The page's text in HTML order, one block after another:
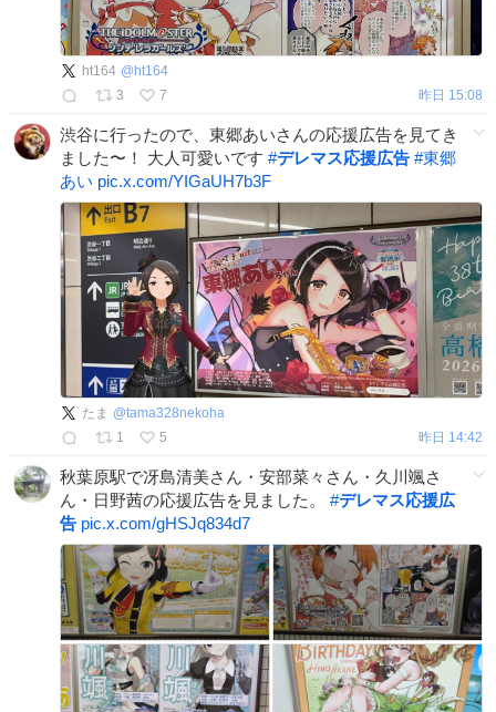
ht164 @ ht164
3
7 昨日 15:08
渋谷に行ったので、東郷あいさんの応援広告を見てき
ました〜！ 大人可愛いです #デレマス応援広告 #東郷
あい pic.x.com/YIGaUH7b3F
たま @tama328nekoha
1
5 昨日 14:42
秋葉原駅で冴島清美さん・安部菜々さん・久川颯さ
ん・日野茜の応援広告を見ました。 #デレマス応援広
告 pic.x.com/gHSJq834d7